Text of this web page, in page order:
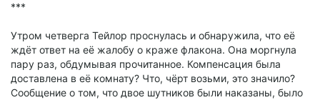
***
Утром четверга Тейлор проснулась и обнаружила, что её
ждёт ответ на её жалобу о краже флакона. Она моргнула
пару раз, обдумывая прочитанное. Компенсация была
доставлена в её комнату? Что, чёрт возьми, это значило?
Сообщение о том, что двое шутников были наказаны, было